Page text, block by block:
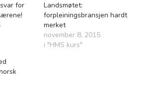
for
Landsmøtet:
forpleiningsbransjen hardt
merket
november 8, 2015
i "HMS kurs"